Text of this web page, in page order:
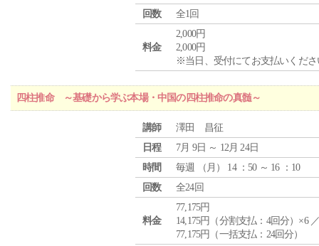
回数
全1回
料金
2,000円
2,000円
※当日、受付にてお支払いくださ
四柱推命 ～基礎から学ぶ本場・中国の四柱推命の真髄～
講師
澤田 昌征
日程
7月 9日 ～ 12月 24日
時間
毎週 （ 月 ） 14 ：50 ～ 16 ：10
回数
全24回
料金
77,175円
14,175円（分割支払：4回分）×6
77,175円（一括支払：24回分）